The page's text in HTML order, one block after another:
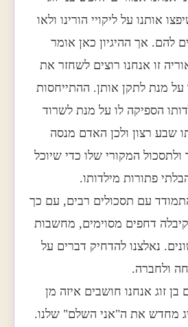
אותנו על ליקויי הורינו ולאו
להם. אך ההיגיון כאן אומר
זו אנחנו רוצים לשחזר את
על מנת לתקן אותן. ההתייחסות
הספיקה לו על מנת לשרוד
שבע רצון ולכן האדם מנסה
ולתסכול המקורי שלו כדי שיוכל
פתורות מילדותו.
עם תסכולים רבים, עם כך
דחפים מסוימים, מחשבות
נאלצנו להדחיק דברים על
ולחברה.
זוג אנחנו חושבים איזה מן
מחדש את ה"אני השלם" שלנו.